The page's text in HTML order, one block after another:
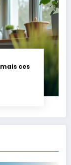
ces